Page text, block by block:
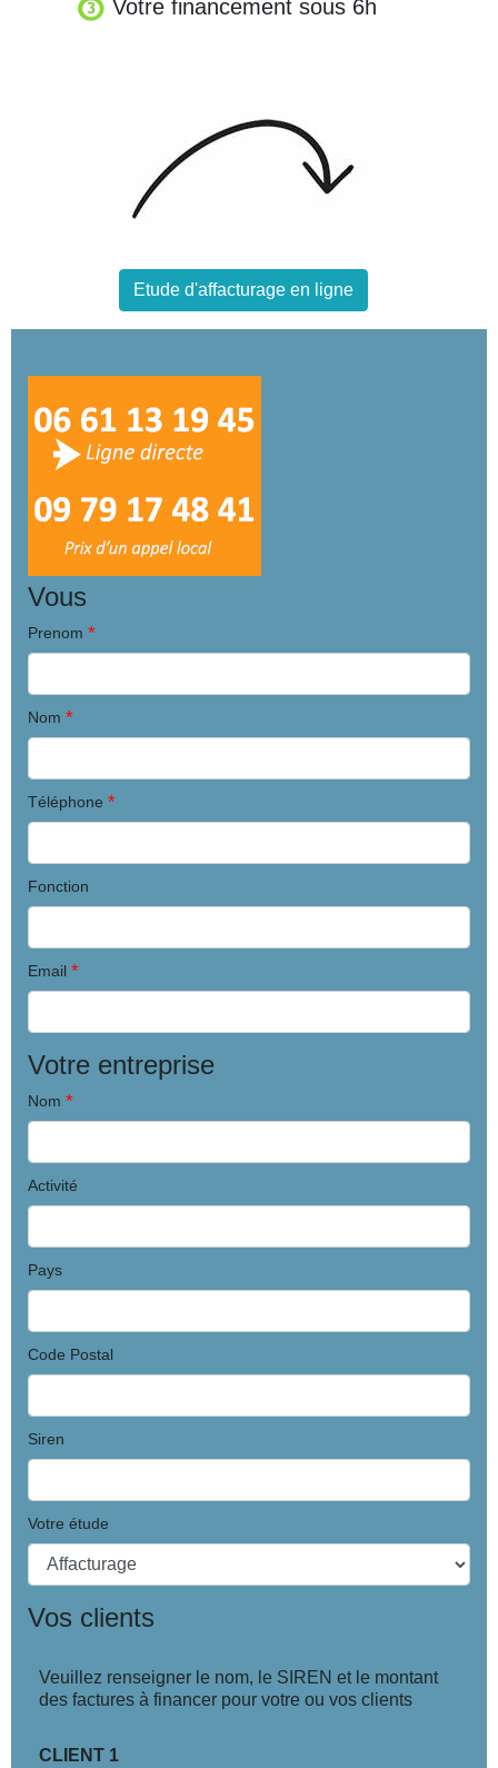
Votre financement sous 6h
Etude d'affacturage en ligne
Vous
Prenom *
Nom *
Téléphone *
Fonction
Email *
Votre entreprise
Nom *
Activité
Pays
Code Postal
Siren
Votre étude
Vos clients
Veuillez renseigner le nom, le SIREN et le montant
des factures à financer pour votre ou vos clients
CLIENT 1